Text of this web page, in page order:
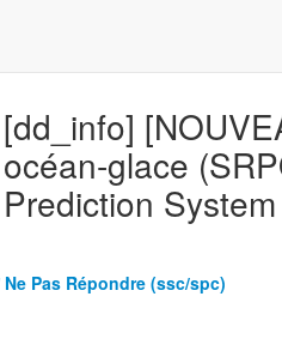
[dd_info]
océan-glace
Prediction
Pas Répondre (ssc/spc)